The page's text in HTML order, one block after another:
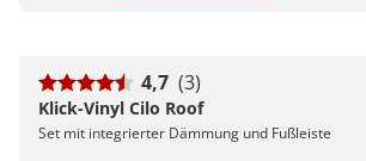
4,7 (3)
Klick-Vinyl Cilo Roof
Set mit integrierter Dämmung und Fußleiste